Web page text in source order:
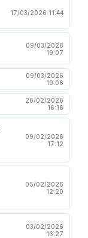
17/03/2026 11:44
09/03/2026
19:07
09/03/2026
19:06
26/02/2026
16:16
09/02/2026
17:12
05/02/2026
12:20
03/02/2026
16:27